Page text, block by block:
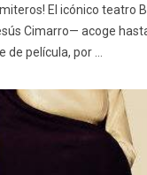
El icónico teatro
Cimarro— acoge
película, por …